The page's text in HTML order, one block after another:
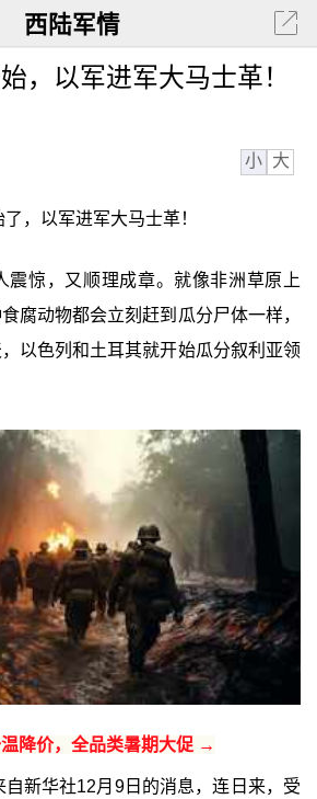
西陆军情
，以军进军大马士革！
小 大
，以军进军大马士革！
震惊，又顺理成章。就像非洲草原上
腐动物都会立刻赶到瓜分尸体一样，
以色列和土耳其就开始瓜分叙利亚领
降价，全品类暑期大促 →
自新华社12月9日的消息，连日来，受